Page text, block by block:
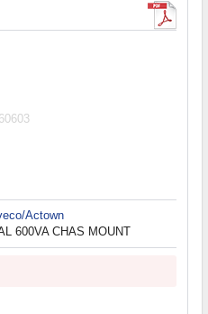
Actown
600VA CHAS MOUNT